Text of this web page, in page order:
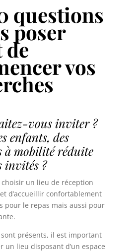
questions
poser
de
vos
vous inviter ?
enfants, des
à mobilité réduite
invités ?
un lieu de réception
d’accueillir confortablement
pour le repas mais aussi pour
présents, il est important
un lieu disposant d’un espace